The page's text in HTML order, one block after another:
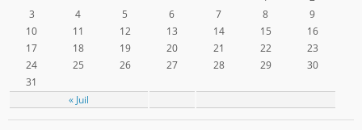
« Juil
3
4 5 6 7 8
9
10
11 12 13 14 15
16
17
18 19 20 21 22
23
24
25 26 27 28 29
30
31